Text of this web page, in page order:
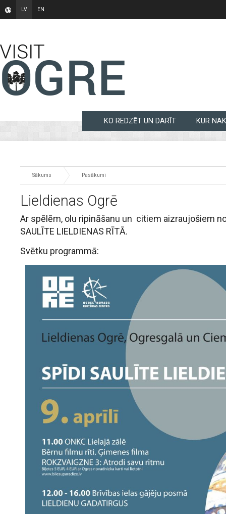
LV EN
KO REDZĒT UN DARĪT KUR
Sākums Pasākumi
Lieldienas Ogrē
Ar spēlēm, olu ripināšanu un citiem aizraujošiem
SAULĪTE LIELDIENAS RĪTĀ.
Svētku programmā: